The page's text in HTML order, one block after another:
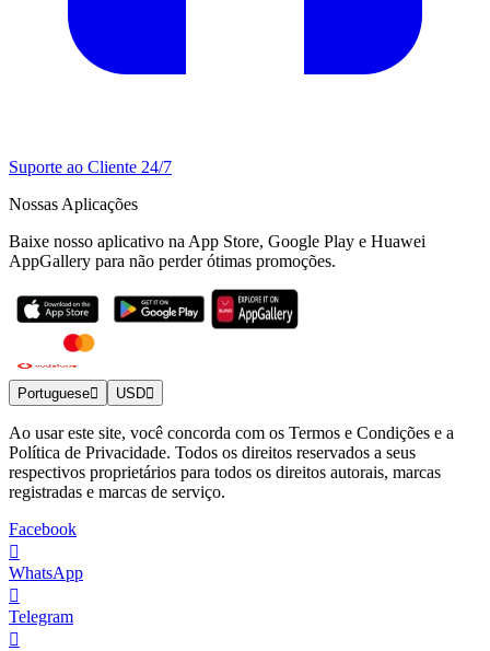
Suporte ao Cliente 24/7
Nossas Aplicações
Baixe nosso aplicativo na App Store, Google Play e Huawei
AppGallery para não perder ótimas promoções.
Portuguese USD
Ao usar este site, você concorda com os Termos e Condições e a
Política de Privacidade. Todos os direitos reservados a seus
respectivos proprietários para todos os direitos autorais, marcas
registradas e marcas de serviço.
Facebook
WhatsApp
Telegram